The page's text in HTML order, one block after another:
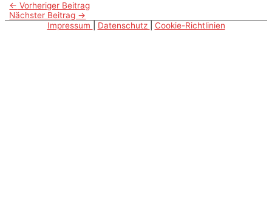
← Vorheriger Beitrag
Nächster Beitrag →
Impressum
Datenschutz Cookie-Richtlinien